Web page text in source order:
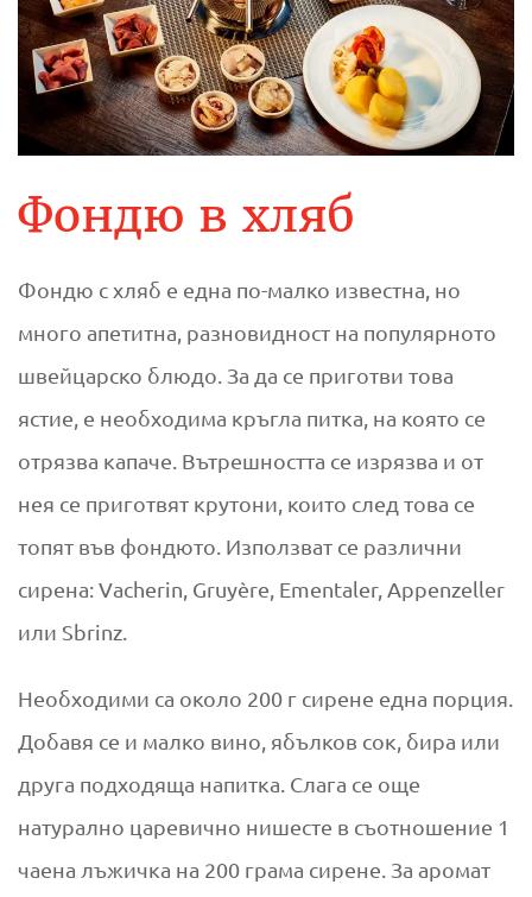
Фондю в хляб
Фондю с хляб е една по-малко известна, но
много апетитна, разновидност на популярното
швейцарско блюдо. За да се приготви това
ястие, е необходима кръгла питка, на която се
отрязва капаче. Вътрешността се изрязва и от
нея се приготвят крутони, които след това се
топят във фондюто. Използват се различни
сирена: Vacherin, Gruyère, Ementaler, Appenzeller
или Sbrinz.
Необходими са около 200 г сирене една порция.
Добавя се и малко вино, ябълков сок, бира или
друга подходяща напитка. Слага се още
натурално царевично нишесте в съотношение 1
чаена лъжичка на 200 грама сирене. За аромат